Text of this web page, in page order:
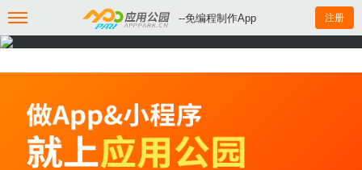
--免编程制作App 注册